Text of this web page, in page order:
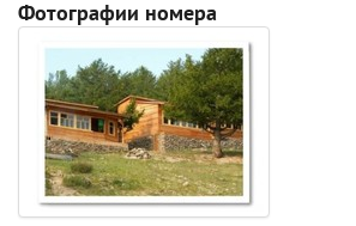
Фотографии номера